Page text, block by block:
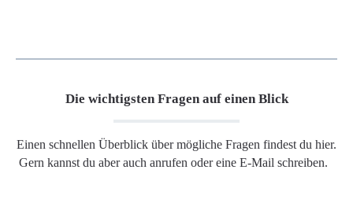
Die wichtigsten Fragen auf einen Blick
Einen schnellen Überblick über mögliche Fragen findest du hier.
Gern kannst du aber auch anrufen oder eine E-Mail schreiben.